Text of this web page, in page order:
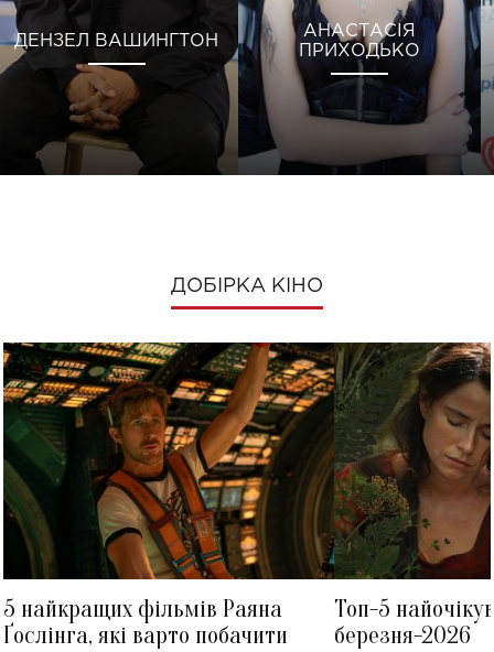
ДЕНЗЕЛ ВАШИНГТОН
АНАСТАСІЯ
ПРИХОДЬКО
ДОБІРКА КІНО
5 найкращих фільмів Раяна
Ґослінга, які варто побачити
Топ-5
березня-2026